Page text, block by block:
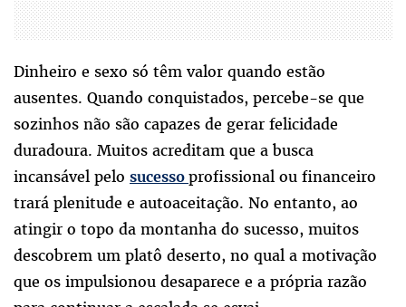
Dinheiro e sexo só têm valor quando estão
ausentes. Quando conquistados, percebe-se que
sozinhos não são capazes de gerar felicidade
duradoura. Muitos acreditam que a busca
incansável pelo sucesso profissional ou financeiro
trará plenitude e autoaceitação. No entanto, ao
atingir o topo da montanha do sucesso, muitos
descobrem um platô deserto, no qual a motivação
que os impulsionou desaparece e a própria razão